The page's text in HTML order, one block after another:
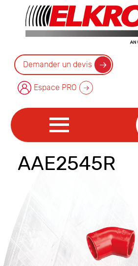
Demander un devis
Espace PRO
AAE2545R